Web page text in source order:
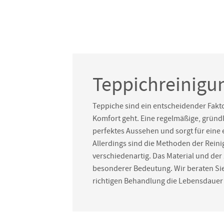
Teppiche sind ein entscheidender
Komfort geht. Eine regelmäßige,
perfektes Aussehen und sorgt für
Allerdings sind die Methoden der
verschiedenartig. Das Material und
besonderer Bedeutung. Wir beraten
richtigen Behandlung die